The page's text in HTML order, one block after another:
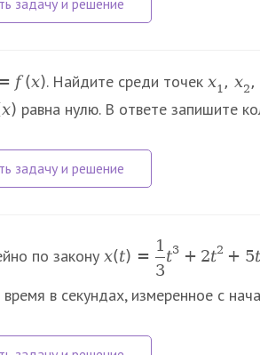
= f (x). Найдите среди точекx1 , x2 ,
x) равна нулю. В ответе запишите
по закону x(t) =
1
3
t3 + 2t2 + 5t
время в секундах, измеренное с